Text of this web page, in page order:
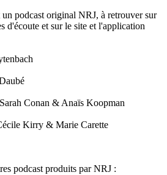
podcast original NRJ, à retrouver sur
d'écoute et sur le site et l'application
Conan & Anaïs Koopman
Kirry & Marie Carette
podcast produits par NRJ :